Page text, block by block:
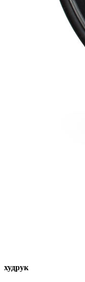
худрук